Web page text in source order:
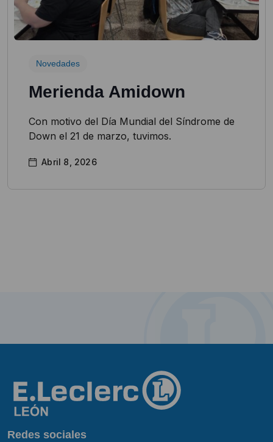
Novedades
Merienda Amidown
Con motivo del Día Mundial del Síndrome de
Down el 21 de marzo, tuvimos.
Abril 8, 2026
Redes sociales